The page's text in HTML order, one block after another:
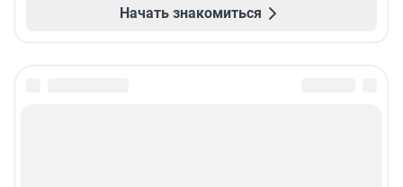
Начать знакомиться